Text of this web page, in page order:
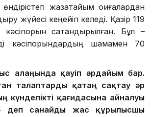
жазатайым оқиғалардан
жүйесі кеңейіп келеді. Қазір 119
сақтандырылған. Бұл –
кәсіпорындардың шамамен 70
алаңында қауіп әрдайым бар.
талаптарды қатаң сақтау әр
күнделікті қағидасына айналуы
деп санайды жас құрылысшы